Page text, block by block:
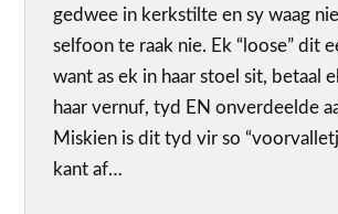
gedwee in kerkstilte en sy waag
selfoon te raak nie. Ek “loose” dit
want as ek in haar stoel sit, betaal
haar vernuf, tyd EN onverdeelde
Miskien is dit tyd vir so
kant af…